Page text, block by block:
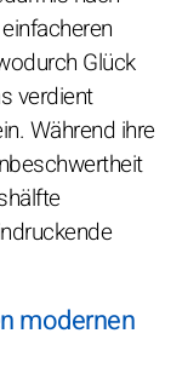
Glück
verdient
Während ihre
modernen